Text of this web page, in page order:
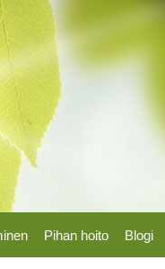
Pihan hoito Blogi